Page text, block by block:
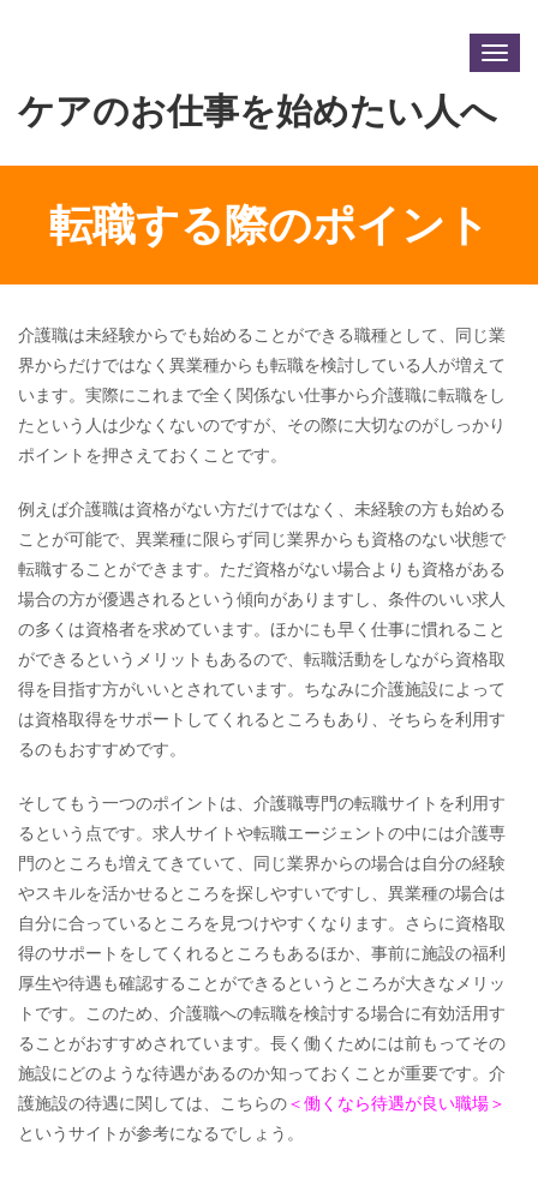
ケアのお仕事を始めたい人へ
転職する際のポイント
介護職は未経験からでも始めることができる職種として、同じ業
界からだけではなく異業種からも転職を検討している人が増えて
います。実際にこれまで全く関係ない仕事から介護職に転職をし
たという人は少なくないのですが、その際に大切なのがしっかり
ポイントを押さえておくことです。
例えば介護職は資格がない方だけではなく、未経験の方も始める
ことが可能で、異業種に限らず同じ業界からも資格のない状態で
転職することができます。ただ資格がない場合よりも資格がある
場合の方が優遇されるという傾向がありますし、条件のいい求人
の多くは資格者を求めています。ほかにも早く仕事に慣れること
ができるというメリットもあるので、転職活動をしながら資格取
得を目指す方がいいとされています。ちなみに介護施設によって
は資格取得をサポートしてくれるところもあり、そちらを利用す
るのもおすすめです。
そしてもう一つのポイントは、介護職専門の転職サイトを利用す
るという点です。求人サイトや転職エージェントの中には介護専
門のところも増えてきていて、同じ業界からの場合は自分の経験
やスキルを活かせるところを探しやすいですし、異業種の場合は
自分に合っているところを見つけやすくなります。さらに資格取
得のサポートをしてくれるところもあるほか、事前に施設の福利
厚生や待遇も確認することができるというところが大きなメリッ
トです。このため、介護職への転職を検討する場合に有効活用す
ることがおすすめされています。長く働くためには前もってその
施設にどのような待遇があるのか知っておくことが重要です。介
護施設の待遇に関しては、こちらの＜働くなら待遇が良い職場＞
というサイトが参考になるでしょう。